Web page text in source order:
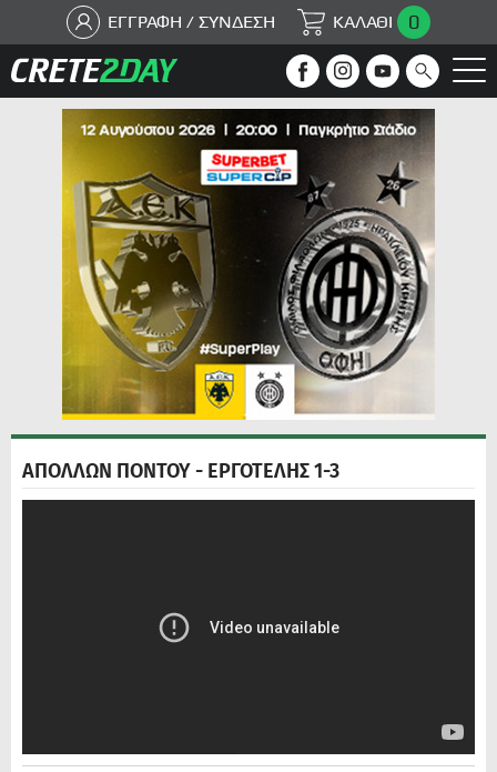
ΕΓΓΡΑΦΗ / ΣΥΝΔΕΣΗ ΚΑΛΑΘΙ 0
ΑΠΟΛΛΩΝ ΠΟΝΤΟΥ - ΕΡΓΟΤΕΛΗΣ 1-3